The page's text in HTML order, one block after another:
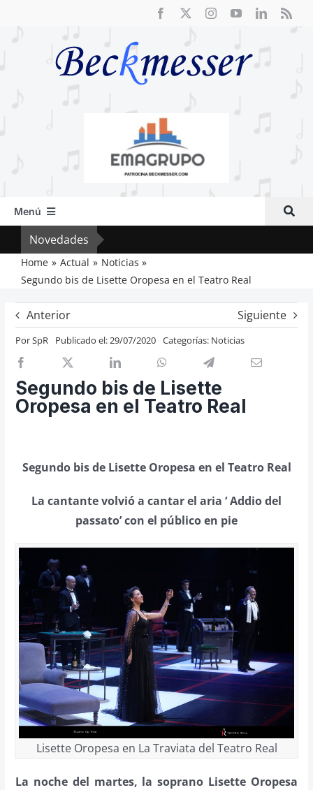
Menú
Inicio
Actual
Artículos
Crítica
Previos de ópera
Cosas de Beckmesser
Novedades
Home Actual
Noticias
Segundo bis de Lisette Oropesa en el Teatro Real
Anterior Siguiente
PorSpR Publicado el: 29/07/2020 Categorías: Noticias
Segundo bis de Lisette
Oropesa en el Teatro Real
Segundo bis de Lisette Oropesa en el Teatro Real
La cantante volvió a cantar el aria ‘ Addio del
passato’ con el público en pie
Lisette Oropesa en La Traviata del Teatro Real
La noche del martes, la soprano Lisette Oropesa